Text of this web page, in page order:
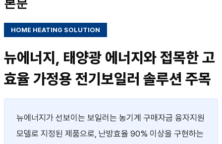
본문
HOME HEATING SOLUTION
뉴에너지, 태양광 에너지와 접목한 고
효율 가정용 전기보일러 솔루션 주목
뉴에너지가 선보이는 보일러는 농기계 구매자금 융자지원
모델로 지정된 제품으로, 난방효율 90% 이상을 구현하는